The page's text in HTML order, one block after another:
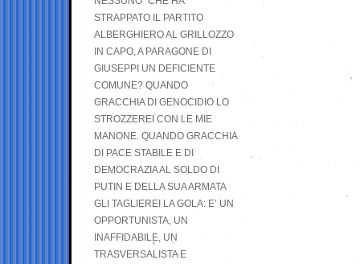
STRAPPATO IL PARTITO
ALBERGHIERO AL GRILLOZZO
IN CAPO, A PARAGONE DI
GIUSEPPI UN DEFICIENTE
COMUNE? QUANDO
GRACCHIA DI GENOCIDIO LO
STROZZEREI CON LE MIE
MANONE. QUANDO GRACCHIA
DI PACE STABILE E DI
DEMOCRAZIA AL SOLDO DI
PUTIN E DELLA SUA ARMATA
GLI TAGLIEREI LA GOLA: E’ UN
OPPORTUNISTA, UN
INAFFIDABILE, UN
TRASVERSALISTA E